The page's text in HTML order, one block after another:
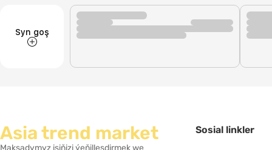
Syn goş
Asia trend market Sosial linkler